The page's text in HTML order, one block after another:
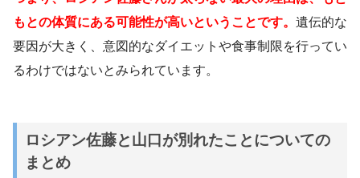
もとの体質にある可能性が高いということです。 遺伝的な
要因が大きく、意図的なダイエットや食事制限を行ってい
るわけではないとみられています。
ロシアン佐藤と山口が別れたことについての
まとめ